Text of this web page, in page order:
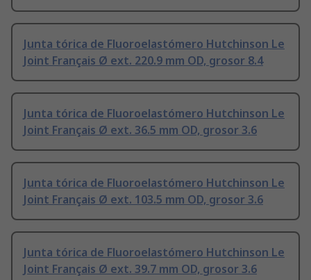
Junta tórica de Fluoroelastómero Hutchinson Le
Joint Français Ø ext. 220.9 mm OD, grosor 8.4
Junta tórica de Fluoroelastómero Hutchinson Le
Joint Français Ø ext. 36.5 mm OD, grosor 3.6
Junta tórica de Fluoroelastómero Hutchinson Le
Joint Français Ø ext. 103.5 mm OD, grosor 3.6
Junta tórica de Fluoroelastómero Hutchinson Le
Joint Français Ø ext. 39.7 mm OD, grosor 3.6